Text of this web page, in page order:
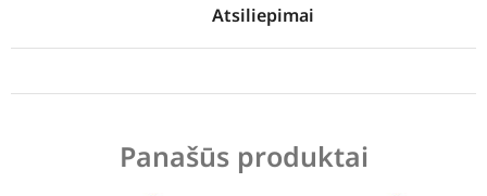
Atsiliepimai
Panašūs produktai